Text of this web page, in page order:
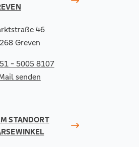
46
Greven
- 5005 8107
senden
STANDORT